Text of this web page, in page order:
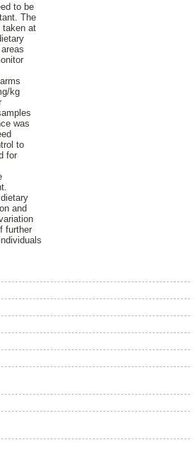
to be
The
taken at
kg
was
to
for
and
further